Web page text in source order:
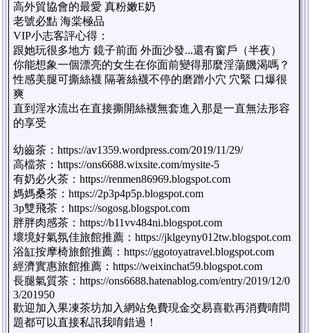
高外貿協會的最愛 真粉嫩E奶
老號必點 海棠極品
VIP小志客評心得：
跟她玩很多地方 鏡子前面 外面沙發...還有窗戶（半夜）
你能想象一個漂亮的女生在你面前變得那麼淫蕩饑渴嗎？
性感美腿可撕絲襪 隔著絲襪不停的磨蹭小穴 穴緊 口爆很
爽
直到淫水流出在直接撕開絲襪無套進入那是一直無法形容
的享受
幼齒茶：https://av1359.wordpress.com/2019/11/29/
高檔茶：https://ons6688.wixsite.com/mysite-5
有奶必火茶：https://renmen86969.blogspot.com
媽媽桑茶：https://2p3p4p5p.blogspot.com
3p雙飛茶：https://sogosg.blogspot.com
胖胖肉感茶：https://b11vv484ni.blogspot.com
壞境好氣氛佳旅館推薦：https://jklgeyny012tw.blogspot.com
浴缸按摩椅旅館推薦：https://ggotoyatravel.blogspot.com
經濟實惠旅館推薦：https://weixinchat59.blogspot.com
長腿氣質茶：https://ons6688.hatenablog.com/entry/2019/12/0
3/201950
歡迎加入果凍茶坊加入網站免費現金交易喜歡再消費唷問
題都可以直接私訊我唷錯過！